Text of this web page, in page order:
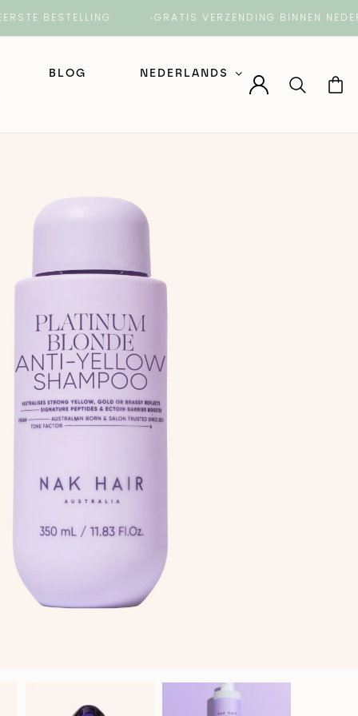
BESTELLING GRATIS VERZENDING BINNEN
BLOG NEDERLANDS